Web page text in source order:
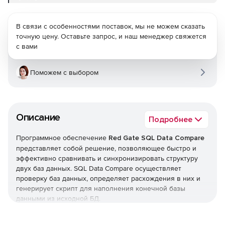
Описание Подробнее
Программное обеспечение Red Gate SQL Data Compare
представляет собой решение, позволяющее быстро и
эффективно сравнивать и синхронизировать структуру
двух баз данных. SQL Data Compare осуществляет
проверку баз данных, определяет расхождения в них и
генерирует скрипт для наполнения конечной базы
данными из исходной БД.
В связи с особенностями поставок, мы не можем сказать
точную цену. Оставьте запрос, и наш менеджер свяжется
с вами
Поможем с выбором